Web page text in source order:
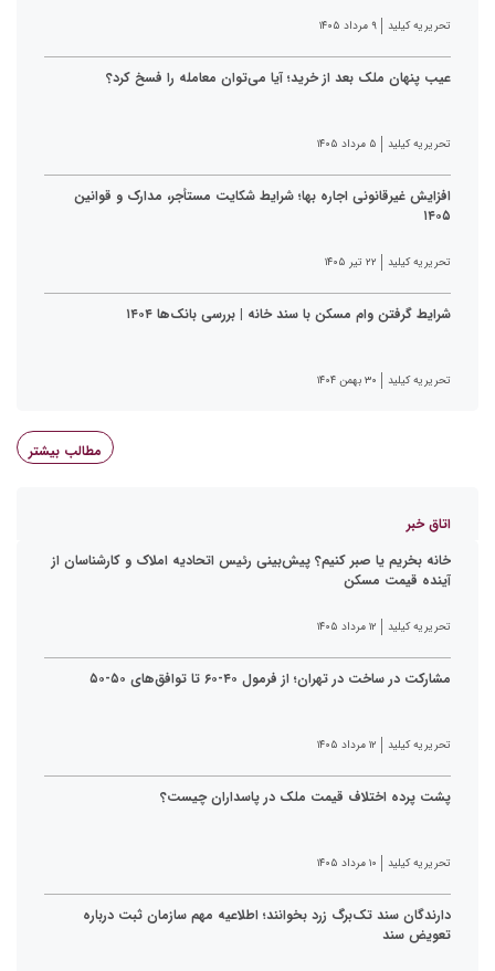
تحریریه کیلید ۹ مرداد ۱۴۰۵
عیب پنهان ملک بعد از خرید؛ آیا می‌توان معامله را فسخ کرد؟
تحریریه کیلید ۵ مرداد ۱۴۰۵
افزایش غیرقانونی اجاره بها؛ شرایط شکایت مستأجر، مدارک و قوانین
۱۴۰۵
تحریریه کیلید ۲۲ تیر ۱۴۰۵
شرایط گرفتن وام مسکن با سند خانه | بررسی بانک‌ها ۱۴۰۴
تحریریه کیلید ۳۰ بهمن ۱۴۰۴
مطالب بیشتر
اتاق خبر
خانه بخریم یا صبر کنیم؟ پیش‌بینی رئیس اتحادیه املاک و کارشناسان از
آینده قیمت مسکن
تحریریه کیلید ۱۲ مرداد ۱۴۰۵
مشارکت در ساخت در تهران؛ از فرمول ۴۰-۶۰ تا توافق‌های ۵۰-۵۰
تحریریه کیلید ۱۲ مرداد ۱۴۰۵
پشت پرده اختلاف قیمت ملک در پاسداران چیست؟
تحریریه کیلید ۱۰ مرداد ۱۴۰۵
دارندگان سند تک‌برگ زرد بخوانند؛ اطلاعیه مهم سازمان ثبت درباره
تعویض سند